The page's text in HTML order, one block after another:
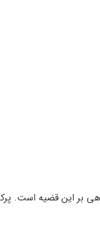
وجود اشیا برنجی که به ۱۰۰۰-۱۴۰۰ سال پیش